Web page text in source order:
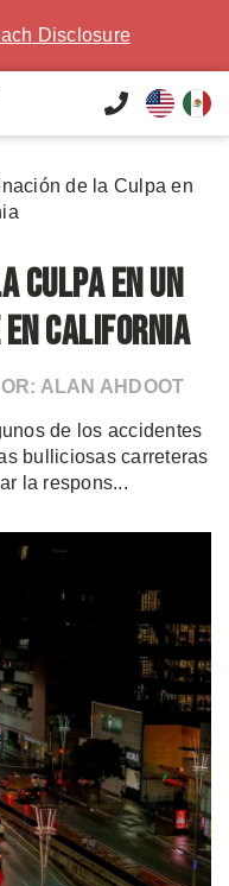
Disclosure
de la Culpa en
Culpa en un
California
ALAN AHDOOT
de los accidentes
bulliciosas carreteras
la respons...